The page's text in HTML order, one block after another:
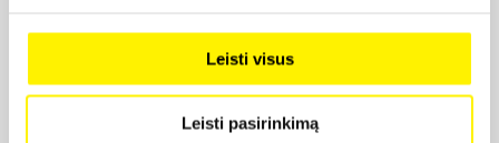
Leisti visus
Leisti pasirinkimą